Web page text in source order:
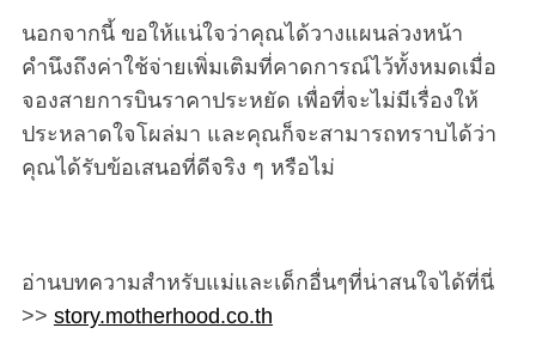
นอกจากนี้ ขอให้แน่ใจว่าคุณได้วางแผนล่วงหน้า
คำนึงถึงค่าใช้จ่ายเพิ่มเติมที่คาดการณ์ไว้ทั้งหมดเมื่อ
จองสายการบินราคาประหยัด เพื่อที่จะไม่มีเรื่องให้
ประหลาดใจโผล่มา และคุณก็จะสามารถทราบได้ว่า
คุณได้รับข้อเสนอที่ดีจริง ๆ หรือไม่
อ่านบทความสำหรับแม่และเด็กอื่นๆที่น่าสนใจได้ที่นี่
>> story.motherhood.co.th